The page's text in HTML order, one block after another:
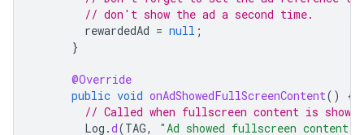
// don't show the ad a second time.
rewardedAd = null ;
}
@Override
public void onAdShowedFullScreenContent()
{
// Called when fullscreen content is shown.
Log .d(TAG, "Ad showed fullscreen content."